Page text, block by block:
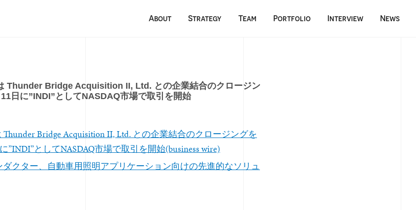
About Strategy Team Portfolio Interview News
Thunder Bridge Acquisition II, Ltd. との企業結合のクロージン
日に”INDI”としてNASDAQ市場で取引を開始
Thunder Bridge Acquisition II, Ltd. との企業結合のクロージングを
としてNASDAQ市場で取引を開始(business wire)
クター、自動車用照明アプリケーション向けの先進的なソリュ